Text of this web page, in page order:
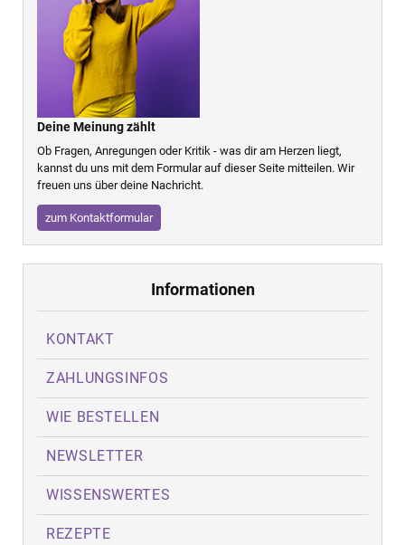
Deine Meinung zählt
Ob Fragen, Anregungen oder Kritik - was dir am Herzen liegt,
kannst du uns mit dem Formular auf dieser Seite mitteilen. Wir
freuen uns über deine Nachricht.
zum Kontaktformular
Informationen
KONTAKT
ZAHLUNGSINFOS
WIE BESTELLEN
NEWSLETTER
WISSENSWERTES
REZEPTE